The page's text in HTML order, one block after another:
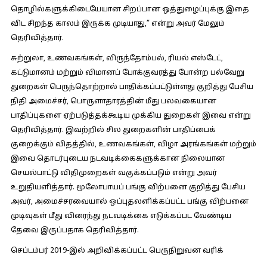
தொழில்களுக்கிடையேயான சிறப்பான ஒத்துழைப்புக்கு இதை
விட சிறந்த காலம் இருக்க முடியாது,” என்று அவர் மேலும்
தெரிவித்தார்.
சுற்றுலா, உணவகங்கள், விருந்தோம்பல், ரியல் எஸ்டேட்,
கட்டுமானம் மற்றும் விமானப் போக்குவரத்து போன்ற பல்வேறு
துறைகள் பெருந்தொற்றால் பாதிக்கப்பட்டுள்ளது குறித்து பேசிய
நிதி அமைச்சர், பொருளாதாரத்தின் மீது பலவகையான
பாதிப்புகளை ஏற்படுத்தக்கூடிய முக்கிய துறைகள் இவை என்று
தெரிவித்தார். இவற்றில் சில துறைகளின் பாதிப்பைக்
குறைக்கும் விதத்தில், உணவகங்கள், விழா அரங்கங்கள் மற்றும்
இவை தொடர்புடைய நடவடிக்கைகளுக்கான நிலையான
செயல்பாட்டு விதிமுறைகள் வகுக்கப்படும் என்று அவர்
உறுதியளித்தார். மூலோபாயப் பங்கு விற்பனை குறித்து பேசிய
அவர், அமைச்சரவையால் ஒப்புதலளிக்கப்பட்ட பங்கு விற்பனை
முடிவுகள் மீது விரைந்து நடவடிக்கை எடுக்கப்பட வேண்டிய
தேவை இருப்பதாக தெரிவித்தார்.
செப்டம்பர் 2019-இல் அறிவிக்கப்பட்ட பெருநிறுவன வரிக்